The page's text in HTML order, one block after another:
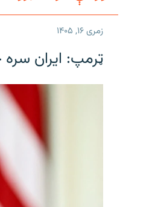
زمری ۱۶, ۱۴۰۵
ټرمپ: ایران